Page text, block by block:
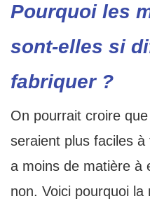
Pourquoi les
sont-elles si
fabriquer ?
On pourrait croire
seraient plus faciles
a moins de matière à
non. Voici pourquoi